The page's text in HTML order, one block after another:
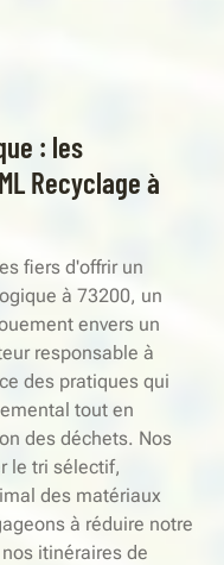
: les
Recyclage à
fiers d'offrir un
à 73200, un
envers un
responsable à
des pratiques qui
tout en
des déchets. Nos
le tri sélectif,
des matériaux
à réduire notre
itinéraires de